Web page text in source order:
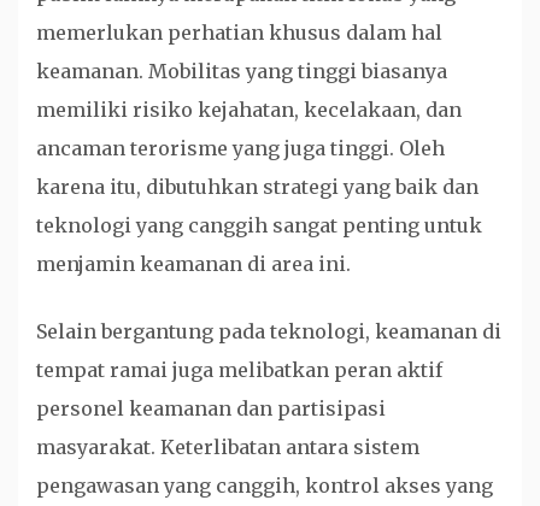
memerlukan perhatian khusus dalam hal
keamanan. Mobilitas yang tinggi biasanya
memiliki risiko kejahatan, kecelakaan, dan
ancaman terorisme yang juga tinggi. Oleh
karena itu, dibutuhkan strategi yang baik dan
teknologi yang canggih sangat penting untuk
menjamin keamanan di area ini.
Selain bergantung pada teknologi, keamanan di
tempat ramai juga melibatkan peran aktif
personel keamanan dan partisipasi
masyarakat. Keterlibatan antara sistem
pengawasan yang canggih, kontrol akses yang